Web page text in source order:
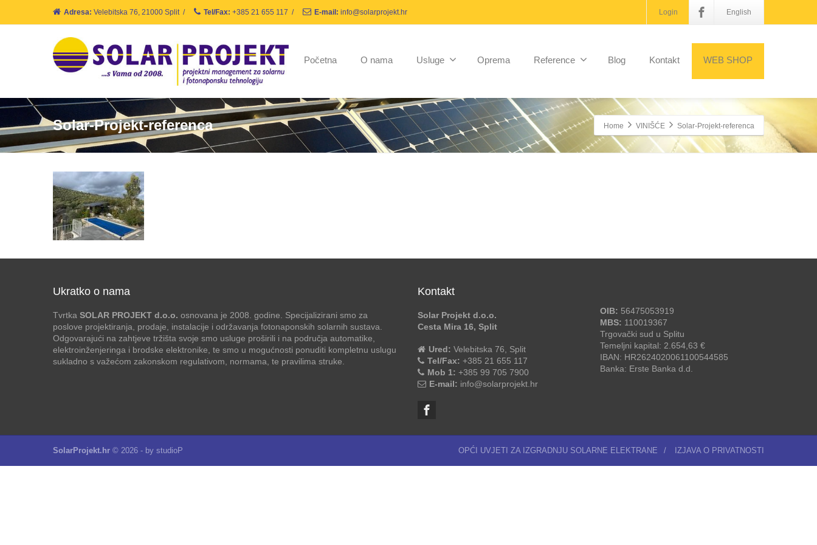
Adresa: Velebitska 76, 21000 Split / Tel/Fax: +385 21 655 117 / E-mail: info@solarprojekt.hr Login English
Početna O nama Usluge Oprema Reference Blog Kontakt WEB SHOP
Solar-Projekt-referenca Home VINIŠĆE Solar-Projekt-referenca
Ukratko o nama
Tvrtka SOLAR PROJEKT d.o.o. osnovana je 2008. godine. Specijalizirani smo za
poslove projektiranja, prodaje, instalacije i održavanja fotonaponskih solarnih sustava.
Odgovarajući na zahtjeve tržišta svoje smo usluge proširili i na područja automatike,
elektroinženjeringa i brodske elektronike, te smo u mogućnosti ponuditi kompletnu uslugu
sukladno s važećom zakonskom regulativom, normama, te pravilima struke.
Kontakt
Solar Projekt d.o.o.
Cesta Mira 16, Split
Ured: Velebitska 76, Split
Tel/Fax: +385 21 655 117
Mob 1: +385 99 705 7900
E-mail: info@solarprojekt.hr
OIB: 56475053919
MBS: 110019367
Trgovački sud u Splitu
Temeljni kapital: 2.654,63 €
IBAN: HR2624020061100544585
Banka: Erste Banka d.d.
SolarProjekt.hr © 2026 - by studioP OPĆI UVJETI ZA IZGRADNJU SOLARNE ELEKTRANE / IZJAVA O PRIVATNOSTI